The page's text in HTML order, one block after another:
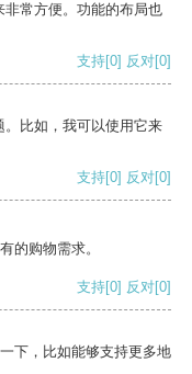
常方便。功能的布局也
支持[0] 反对[0]
比如，我可以使用它来
支持[0] 反对[0]
的购物需求。
支持[0] 反对[0]
下，比如能够支持更多地